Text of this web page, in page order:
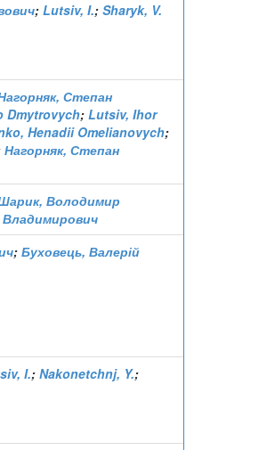
; Lutsiv, I.; Sharyk, V.
Степан
Dmytrovych; Lutsiv, Ihor
Henadii Omelianovych;
Нагорняк, Степан
Володимир
; Буховець, Валерій
I.; Nakonetchnj, Y.;